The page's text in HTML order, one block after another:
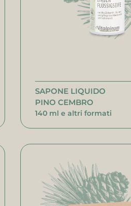
SAPONE LIQUIDO
PINO CEMBRO
140 ml e altri formati